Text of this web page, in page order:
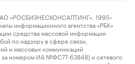
«РОСБИЗНЕСКОНСАЛТИНГ», 1995–
информационного агентства «РБК»
средства массовой информации
по надзору в сфере связи,
и массовых коммуникаций
за номером ИА №ФС77-63848) и сетевого